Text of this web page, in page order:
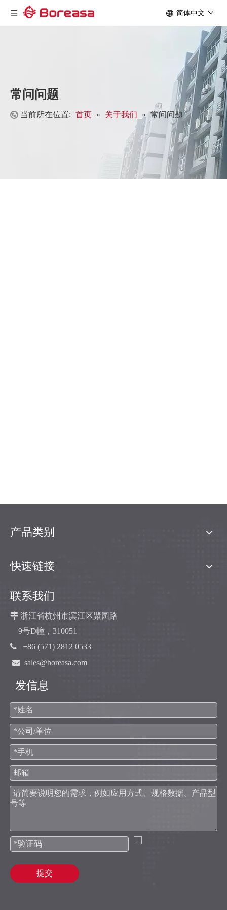
简体中文
常问问题
当前所在位置: 首页 » 关于我们 » 常问问题
产品类别
快速链接
联系我们
 浙江省杭州市滨江区聚园路
9号D幢，310051
 +86 (571) 2812 0533
 sales@boreasa.com
发信息
提交